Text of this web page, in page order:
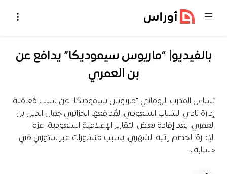
بالفيديو| “ماريوس سيموديكا” يدافع عن
بن العمري
تساءل المدرب الروماني "ماريوس سيموديكا" عن سبب مُعاقبة
إدارة نادي الشباب السعودي، لمُدافعها الجزائري جمال الدين بن
العمري، بعد إفادة بعض التقارير الإعلامية السعودية، عزم
الإدارة الخصم راتبه الشهري، بسبب منشورات عبر ستوري في
حسابه…